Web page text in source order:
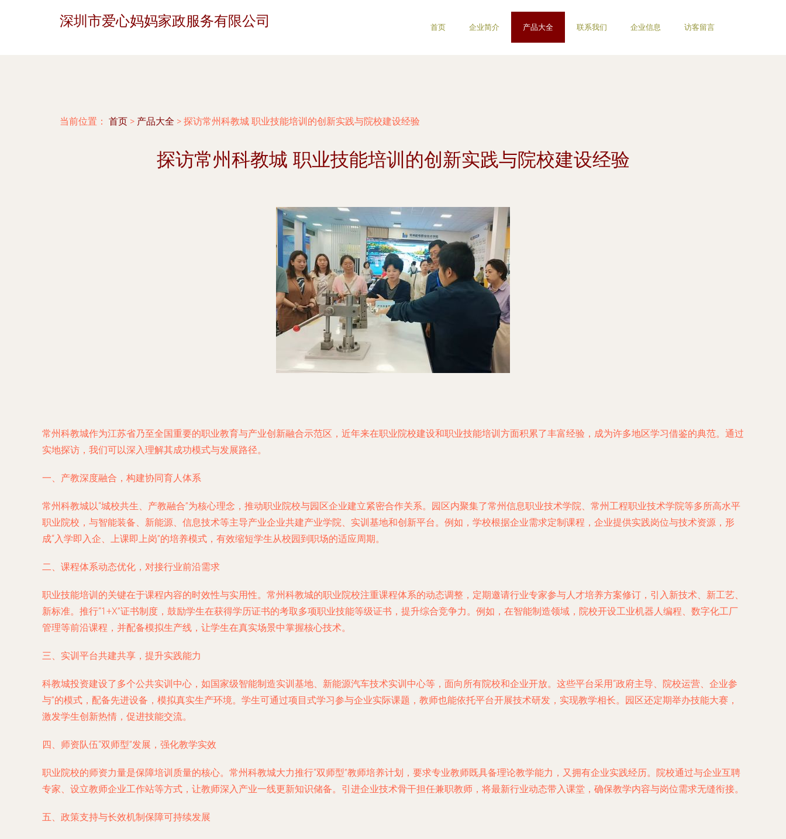
深圳市爱心妈妈家政服务有限公司 首页 企业简介 产品大全 联系我们 企业信息 访客留言
当前位置： 首页 > 产品大全 > 探访常州科教城 职业技能培训的创新实践与院校建设经验
探访常州科教城 职业技能培训的创新实践与院校建设经验
常州科教城作为江苏省乃至全国重要的职业教育与产业创新融合示范区，近年来在职业院校建设和职业技能培训方面积累了丰富经验，成为许多地区学习借鉴的典范。通过
实地探访，我们可以深入理解其成功模式与发展路径。
一、产教深度融合，构建协同育人体系
常州科教城以“城校共生、产教融合”为核心理念，推动职业院校与园区企业建立紧密合作关系。园区内聚集了常州信息职业技术学院、常州工程职业技术学院等多所高水平
职业院校，与智能装备、新能源、信息技术等主导产业企业共建产业学院、实训基地和创新平台。例如，学校根据企业需求定制课程，企业提供实践岗位与技术资源，形
成“入学即入企、上课即上岗”的培养模式，有效缩短学生从校园到职场的适应周期。
二、课程体系动态优化，对接行业前沿需求
职业技能培训的关键在于课程内容的时效性与实用性。常州科教城的职业院校注重课程体系的动态调整，定期邀请行业专家参与人才培养方案修订，引入新技术、新工艺、
新标准。推行“1+X”证书制度，鼓励学生在获得学历证书的考取多项职业技能等级证书，提升综合竞争力。例如，在智能制造领域，院校开设工业机器人编程、数字化工厂
管理等前沿课程，并配备模拟生产线，让学生在真实场景中掌握核心技术。
三、实训平台共建共享，提升实践能力
科教城投资建设了多个公共实训中心，如国家级智能制造实训基地、新能源汽车技术实训中心等，面向所有院校和企业开放。这些平台采用“政府主导、院校运营、企业参
与”的模式，配备先进设备，模拟真实生产环境。学生可通过项目式学习参与企业实际课题，教师也能依托平台开展技术研发，实现教学相长。园区还定期举办技能大赛，
激发学生创新热情，促进技能交流。
四、师资队伍“双师型”发展，强化教学实效
职业院校的师资力量是保障培训质量的核心。常州科教城大力推行“双师型”教师培养计划，要求专业教师既具备理论教学能力，又拥有企业实践经历。院校通过与企业互聘
专家、设立教师企业工作站等方式，让教师深入产业一线更新知识储备。引进企业技术骨干担任兼职教师，将最新行业动态带入课堂，确保教学内容与岗位需求无缝衔接。
五、政策支持与长效机制保障可持续发展